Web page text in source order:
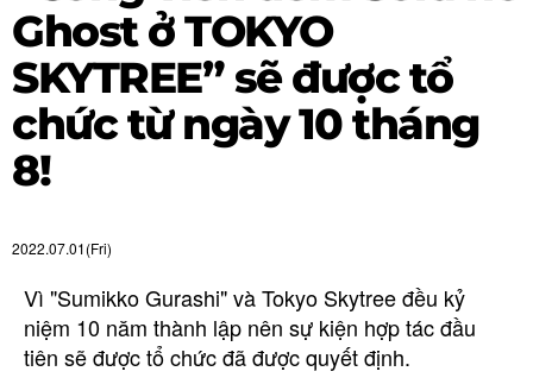
Ghost ở TOKYO
SKYTREE” sẽ được tổ
chức từ ngày 10 tháng
8!
2022.07.01(Fri)
Vì "Sumikko Gurashi" và Tokyo Skytree đều kỷ
niệm 10 năm thành lập nên sự kiện hợp tác đầu
tiên sẽ được tổ chức đã được quyết định.